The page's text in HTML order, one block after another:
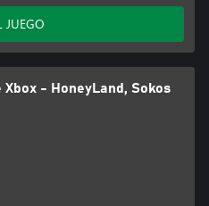
JUEGO
Xbox - HoneyLand, Sokos